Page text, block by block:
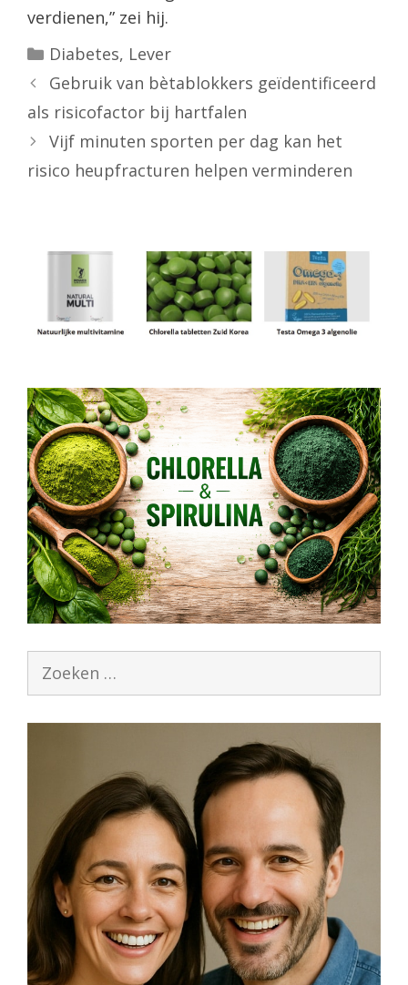
verdienen,” zei hij.
Categorieën
Diabetes, Lever
Gebruik van bètablokkers geïdentificeerd
als risicofactor bij hartfalen
Vijf minuten sporten per dag kan het
risico heupfracturen helpen verminderen
Zoek